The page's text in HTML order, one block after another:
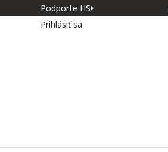
Podporte HS
Prihlásiť sa